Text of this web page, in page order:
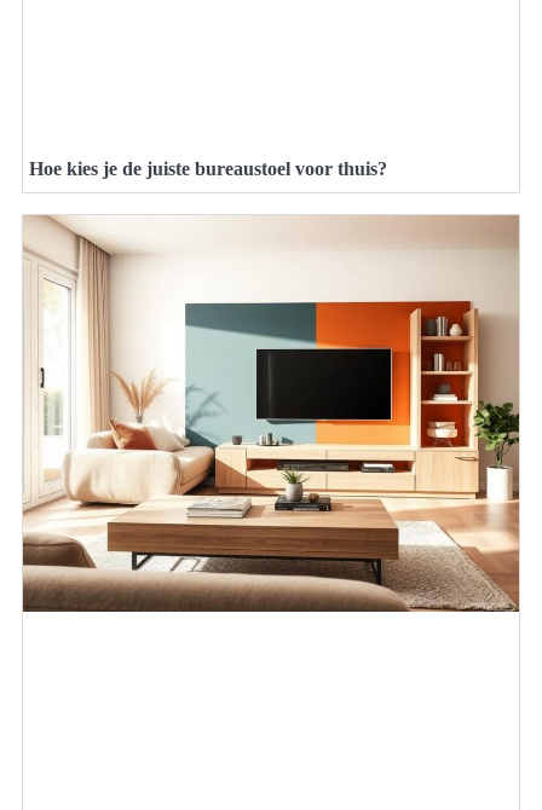
Hoe kies je de juiste bureaustoel voor thuis?